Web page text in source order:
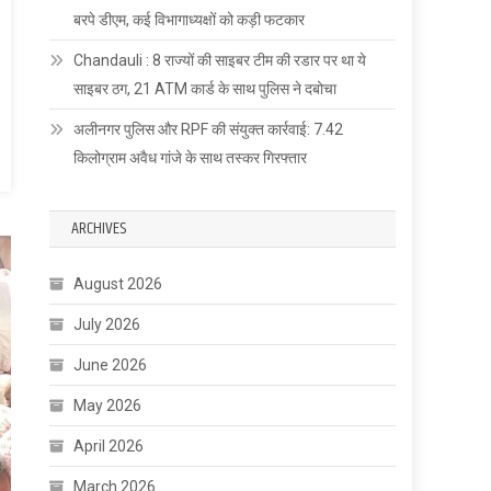
बरपे डीएम, कई विभागाध्यक्षों को कड़ी फटकार
Chandauli : 8 राज्यों की साइबर टीम की रडार पर था ये
साइबर ठग, 21 ATM कार्ड के साथ पुलिस ने दबोचा
अलीनगर पुलिस और RPF की संयुक्त कार्रवाई: 7.42
किलोग्राम अवैध गांजे के साथ तस्कर गिरफ्तार
ARCHIVES
August 2026
July 2026
June 2026
May 2026
April 2026
March 2026